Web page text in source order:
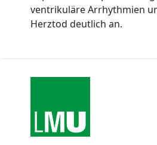
ventrikuläre Arrhythmien
Herztod deutlich an.